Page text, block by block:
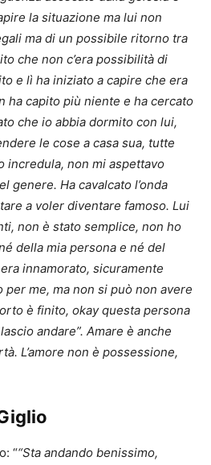
la situazione ma lui non
ma di un possibile ritorno tra
che non c’era possibilità di
e lì ha iniziato a capire che era
ha capito più niente e ha cercato
che io abbia dormito con lui,
le cose a casa sua, tutte
incredula, non mi aspettavo
genere. Ha cavalcato l’onda
a voler diventare famoso. Lui
non è stato semplice, non ho
della mia persona e né del
innamorato, sicuramente
me, ma non si può non avere
è finito, okay questa persona
andare”. Amare è anche
L’amore non è possessione,
““Sta andando benissimo,